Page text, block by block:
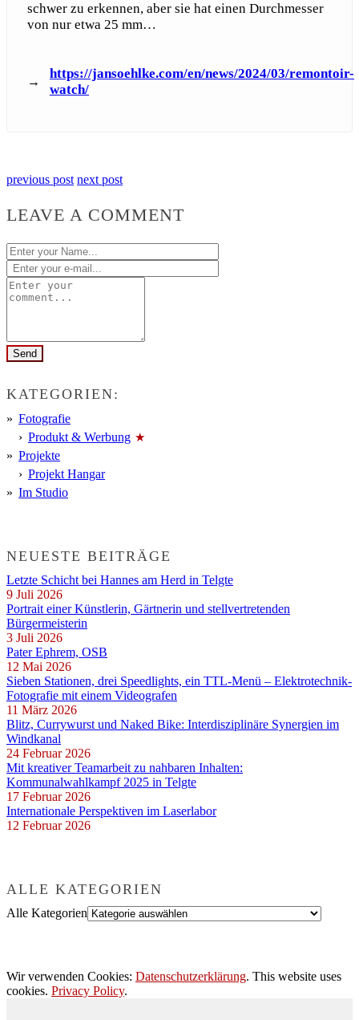
schwer zu erkennen, aber sie hat einen Durchmesser
von nur etwa 25 mm…
/en/news/2024/03/remontoir-
watch/
previous post next post
LEAVE A COMMENT
KATEGORIEN:
Fotografie
Produkt & Werbung
Projekte
Projekt Hangar
Im Studio
NEUESTE BEITRÄGE
Letzte Schicht bei Hannes am Herd in Telgte
9 Juli 2026
Portrait einer Künstlerin, Gärtnerin und stellvertretenden
Bürgermeisterin
3 Juli 2026
Pater Ephrem, OSB
12 Mai 2026
Sieben Stationen, drei Speedlights, ein TTL-Menü – Elektrotechnik-
Fotografie mit einem Videografen
11 März 2026
Blitz, Currywurst und Naked Bike: Interdisziplinäre Synergien im
Windkanal
24 Februar 2026
Mit kreativer Teamarbeit zu nahbaren Inhalten:
Kommunalwahlkampf 2025 in Telgte
17 Februar 2026
Internationale Perspektiven im Laserlabor
12 Februar 2026
ALLE KATEGORIEN
Alle Kategorien
Wir verwenden Cookies: Datenschutzerklärung. This website uses
cookies. Privacy Policy.